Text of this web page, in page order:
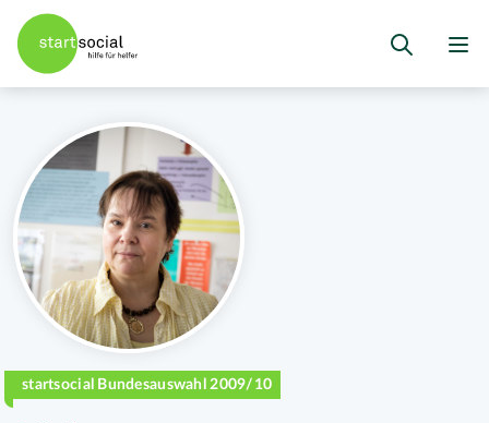
startsocial Bundesauswahl 2009/10